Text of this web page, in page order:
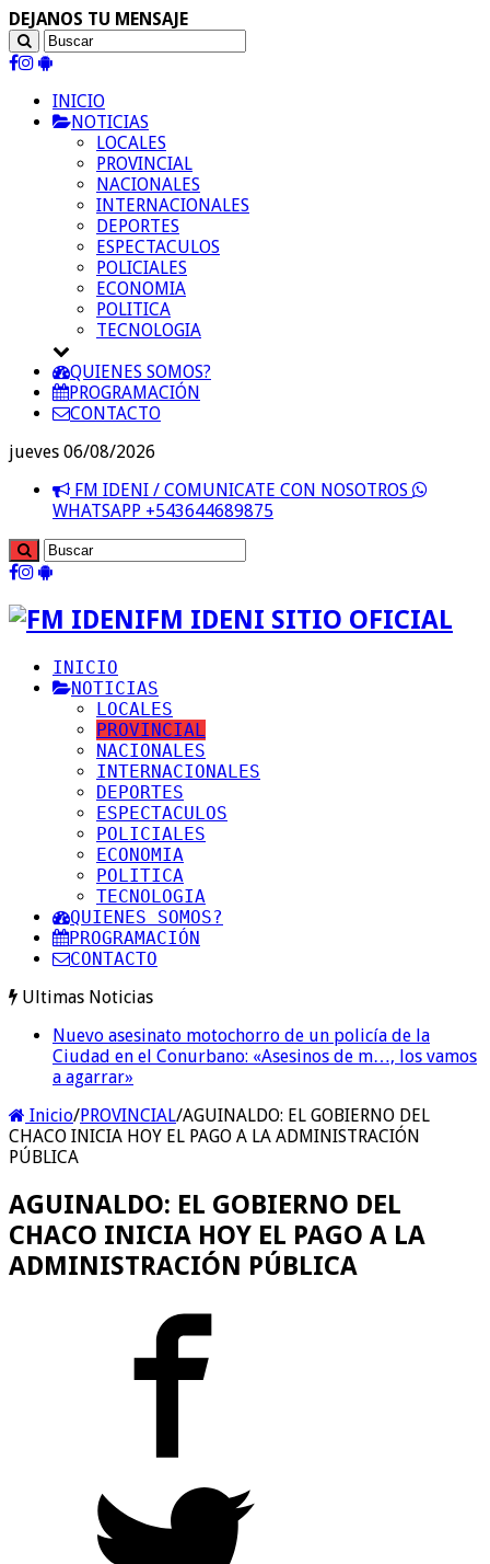
DEJANOS TU MENSAJE
INICIO
NOTICIAS
LOCALES
PROVINCIAL
NACIONALES
INTERNACIONALES
DEPORTES
ESPECTACULOS
POLICIALES
ECONOMIA
POLITICA
TECNOLOGIA
QUIENES SOMOS?
PROGRAMACIÓN
CONTACTO
jueves 06/08/2026
FM IDENI / COMUNICATE CON NOSOTROS
WHATSAPP +543644689875
FM IDENI SITIO OFICIAL
INICIO
NOTICIAS
LOCALES
PROVINCIAL
NACIONALES
INTERNACIONALES
DEPORTES
ESPECTACULOS
POLICIALES
ECONOMIA
POLITICA
TECNOLOGIA
QUIENES SOMOS?
PROGRAMACIÓN
CONTACTO
Ultimas Noticias
Nuevo asesinato motochorro de un policía de la
Ciudad en el Conurbano: «Asesinos de m…, los vamos
a agarrar»
A un año del caso del preceptor que mató a su hijo,
marchan al Congreso contra la violencia vicaria
Inicio/PROVINCIAL/AGUINALDO: EL GOBIERNO DEL
CHACO INICIA HOY EL PAGO A LA ADMINISTRACIÓN
PÚBLICA
AGUINALDO: EL GOBIERNO DEL
CHACO INICIA HOY EL PAGO A LA
ADMINISTRACIÓN PÚBLICA